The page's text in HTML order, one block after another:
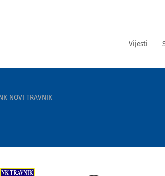
Vijesti
NOVI TRAVNIK